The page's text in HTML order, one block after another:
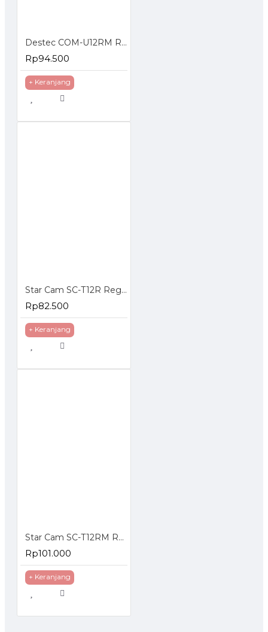
Destec COM-U12RM Regulator Gas dengan Meteran
Rp94.500
+ Keranjang
Star Cam SC-T12R Regulator Gas Tekanan Rendah
Rp82.500
+ Keranjang
Star Cam SC-T12RM Regulator Gas dengan Meteran
Rp101.000
+ Keranjang